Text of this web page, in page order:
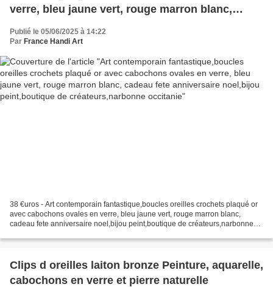
verre, bleu jaune vert, rouge marron blanc,
cadeau fete anniversaire noel,bijou
peint,boutique de créateurs,narbonne occitanie
Publié le 05/06/2025 à 14:22
Par France Handi Art
38 €uros - Art contemporain fantastique,boucles oreilles crochets plaqué or
avec cabochons ovales en verre, bleu jaune vert, rouge marron blanc,
cadeau fete anniversaire noel,bijou peint,boutique de créateurs,narbonne
Clips d oreilles laiton bronze Peinture, aquarelle,
cabochons en verre et pierre naturelle